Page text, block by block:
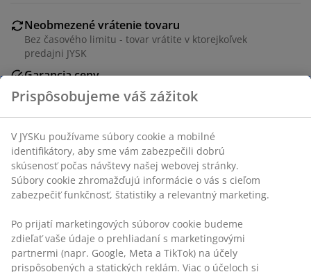
Neobmezené vrátenie tovaru
Bez časového limitu - tovar vrátite v ktorejkoľvek
predajni JYSK
Garancia ceny
30-dňová garancia ceny na všetky výrobky
Vankúš z umelého vlákna 50x70 cm s jedinečnou
náplňou zo silikonizovaného umelého páperia, 700 g.
Mäkké ľahké umelé páperie si udržiava objem a tvar.
Poťah zo 100 % polyesterového mikrovlákna je
ošetrený s aloe vera. Z jednej strany prešívaný dutým
vláknom. Prať na 60 °C.